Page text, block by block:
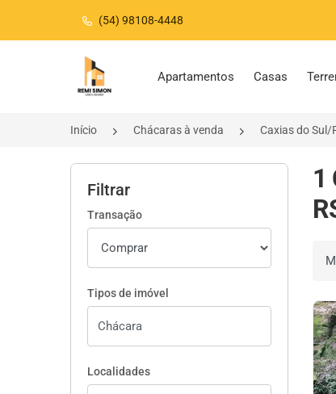
(54) 98108-4448
Página inicial
Apartamentos Casas
Início Chácaras à venda Caxias do Sul/
Filtrar
Transação
Tipos de imóvel
Localidades
1